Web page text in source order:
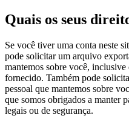
Quais os seus
Se você tiver uma conta neste
pode solicitar um arquivo
mantemos sobre você, inclusive
fornecido. Também pode
pessoal que mantemos sobre
que somos obrigados a manter
legais ou de segurança.